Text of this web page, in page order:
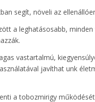
segít, növeli az
a leghatásosabb,
vastartalmú,
javíthat unk
a tobozmirigy